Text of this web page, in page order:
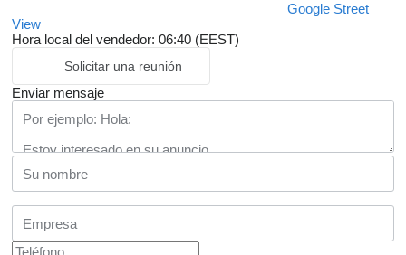
Google Street
View
Hora local del vendedor: 06:40 (EEST)
Solicitar una reunión
Enviar mensaje